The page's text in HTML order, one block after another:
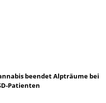
beendet Alpträume bei
Patienten